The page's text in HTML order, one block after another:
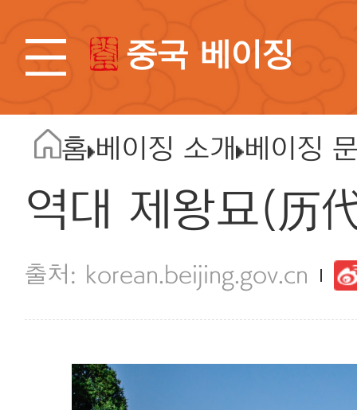
중국 베이징
홈 베이징 소개 베이징
역대 제왕묘(历
korean.beijing.gov.cn